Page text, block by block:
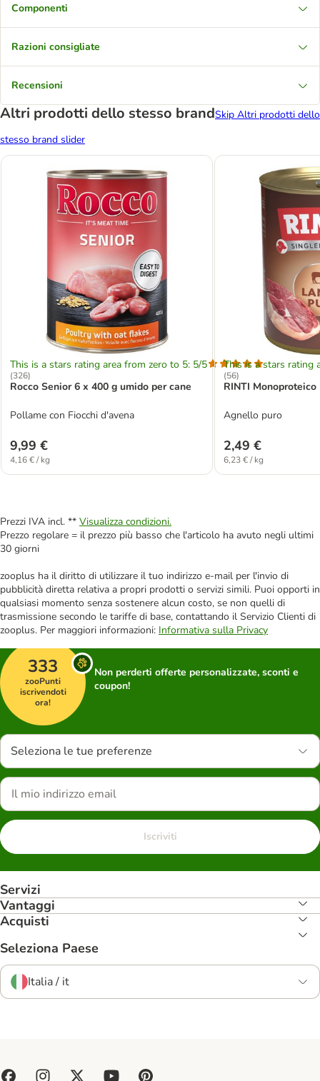
Componenti
Razioni consigliate
Recensioni
Altri prodotti dello stesso brandSkip Altri prodotti dello
stesso brand slider
This is a stars rating area from zero to 5: 5/5
(326)
Rocco Senior 6 x 400 g umido per cane
Pollame con Fiocchi d'avena
9,99 €
4,16 € / kg
This is a stars rating
(56)
RINTI Monoproteico
Agnello puro
2,49 €
6,23 € / kg
Prezzi IVA incl. ** Visualizza condizioni.
Prezzo regolare = il prezzo più basso che l'articolo ha avuto negli ultimi
30 giorni
zooplus ha il diritto di utilizzare il tuo indirizzo e-mail per l'invio di
pubblicità diretta relativa a propri prodotti o servizi simili. Puoi opporti in
qualsiasi momento senza sostenere alcun costo, se non quelli di
trasmissione secondo le tariffe di base, contattando il Servizio Clienti di
zooplus. Per maggiori informazioni: Informativa sulla Privacy
333
zooPunti
iscrivendoti
ora!
Non perderti offerte personalizzate, sconti e
coupon!
Seleziona le tue preferenze
Iscriviti
Servizi
Vantaggi
Acquisti
Seleziona Paese
Italia / it